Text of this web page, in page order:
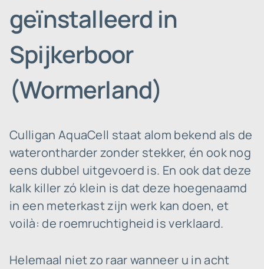
geïnstalleerd in
Spijkerboor
(Wormerland)
Culligan AquaCell staat alom bekend als de
waterontharder zonder stekker, én ook nog
eens dubbel uitgevoerd is. En ook dat deze
kalk killer zó klein is dat deze hoegenaamd
in een meterkast zijn werk kan doen, et
voilà: de roemruchtigheid is verklaard.
Helemaal niet zo raar wanneer u in acht